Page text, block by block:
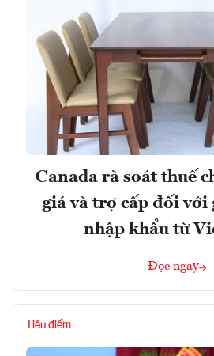
Canada rà soát thuế
giá và trợ cấp đối với
nhập khẩu từ
Đọc ngay
Tiêu điểm